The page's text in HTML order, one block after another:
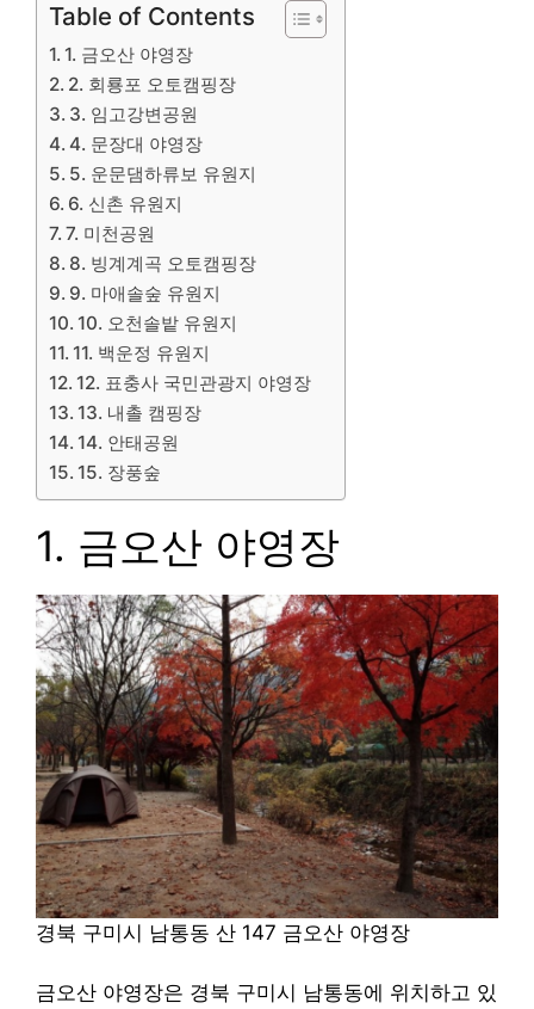
Table of Contents
1. 금오산 야영장
2. 회룡포 오토캠핑장
3. 임고강변공원
4. 문장대 야영장
5. 운문댐하류보 유원지
6. 신촌 유원지
7. 미천공원
8. 빙계계곡 오토캠핑장
9. 마애솔숲 유원지
10. 오천솔밭 유원지
11. 백운정 유원지
12. 표충사 국민관광지 야영장
13. 내촐 캠핑장
14. 안태공원
15. 장풍숲
1. 금오산 야영장
경북 구미시 남통동 산 147 금오산 야영장
금오산 야영장은 경북 구미시 남통동에 위치하고 있